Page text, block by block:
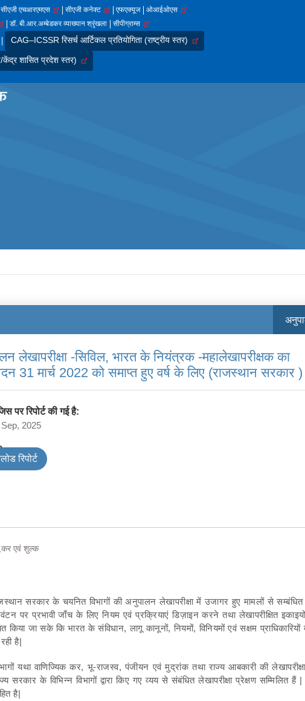
सीएजी एचआरएमएस सीएजी कनेक्ट एफएक्यूज ओआईओएस
डॉ. बी.आर.अम्बेडकर व्याख्यान श्रृंखला
सीपीग्राम्स
CAG–ICSSR रिसर्च आर्टिकल प्रतियोगिता (राष्ट्रीय स्तर)
केंद्र शासित प्रदेश स्तर)
लेखापरीक्षा -सिविल, भारत के नियंत्रक -महालेखापरीक्षक का
31 मार्च 2022 को समाप्त हुए वर्ष के लिए (राजस्थान सरकार )
पर रिपोर्ट की गई है:
2025
प्रकार
रिपोर्ट
एवं शुल्क
सरकार के चयनित विभागों की अनुपालन लेखापरीक्षा में उजागर हुए मामलों से
पर प्रभावी जाँच के लिए नियम एवं प्रक्रियाएं डिज़ाइन करने तथा लेखापरीक्षित
जा सके कि भारत के संविधान, लागू कानूनों, नियमों, विनियमों एवं सक्षम प्राधिकारियों
है|
यथा वाणिज्यिक कर, भू-राजस्व, पंजीयन एवं मुद्रांक तथा राज्य आबकारी की
सरकार के विभिन्न विभागों द्वारा किए गए व्यय से संबंधित लेखापरीक्षा प्रेक्षण सम्मिलित हैं
है|